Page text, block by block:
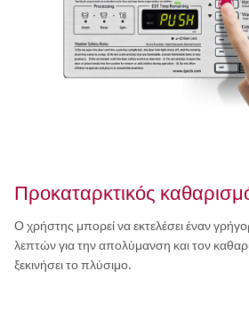
Προκαταρκτικός
Ο χρήστης μπορεί να εκτελέσει έναν
λεπτών για την απολύμανση και τον
ξεκινήσει το πλύσιμο.